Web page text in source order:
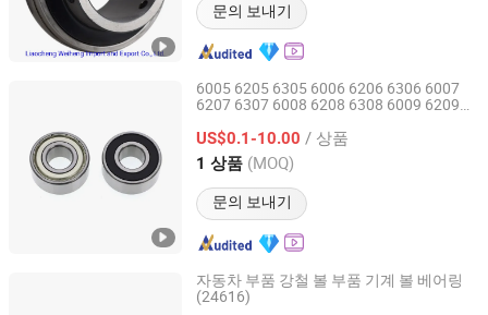
문의 보내기
6005 6205 6305 6006 6206 6306 6007
6207 6307 6008 6208 6308 6009 6209
홈 볼 베어링
US$0.1-10.00 / 상품
1 상품 (MOQ)
문의 보내기
Shanghai Luvivo Supply Chain Management Co., Ltd.
Shanghai, China 이후 2026
자동차 부품 강철 볼 부품 기계 볼 베어링
(24616)
Cixi Feijie BEARING Co., Ltd.